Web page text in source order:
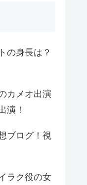
の身長は？
カメオ出演
演！
ブログ！視
ラク役の女